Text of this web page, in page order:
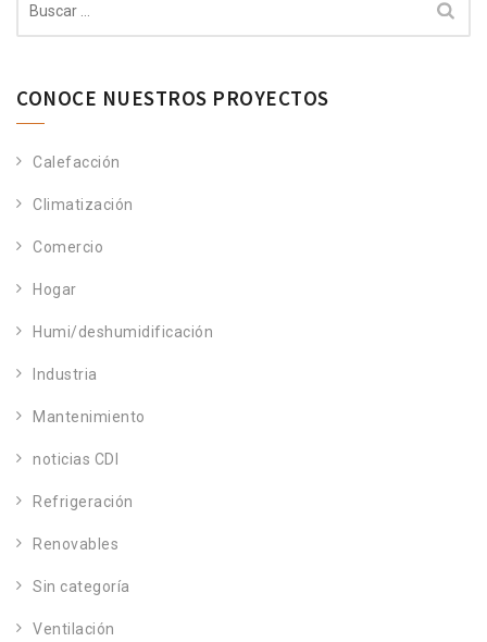
CONOCE NUESTROS PROYECTOS
Calefacción
Climatización
Comercio
Hogar
Humi/deshumidificación
Industria
Mantenimiento
noticias CDI
Refrigeración
Renovables
Sin categoría
Ventilación